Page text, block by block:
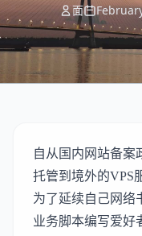
面
自从国内网站备案
托管到境外的VPS
为了延续自己网络
业务脚本编写爱好